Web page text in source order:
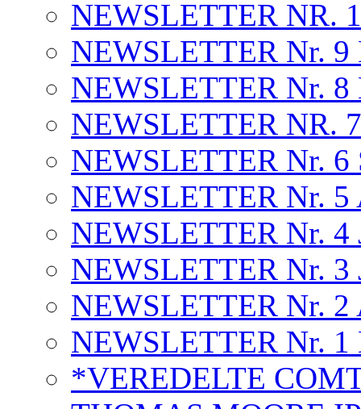
NEWSLETTER NR.
NEWSLETTER Nr.
NEWSLETTER Nr.
NEWSLETTER NR.
NEWSLETTER Nr. 6
NEWSLETTER Nr. 5
NEWSLETTER Nr. 4
NEWSLETTER Nr. 3
NEWSLETTER Nr.
NEWSLETTER Nr. 1
*VEREDELTE